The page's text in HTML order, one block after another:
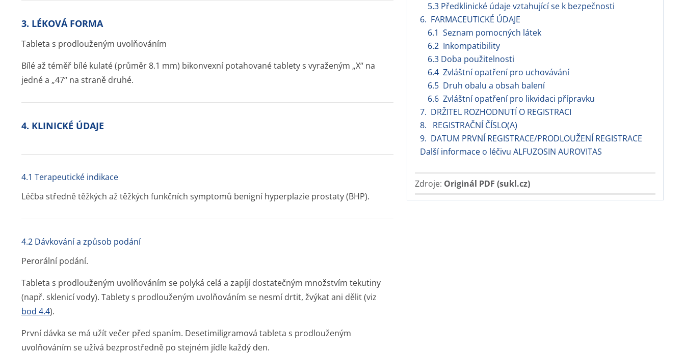
5.3 Předklinické údaje vztahující se k bezpečnosti
6. FARMACEUTICKÉ ÚDAJE
6.1 Seznam pomocných látek
6.2 Inkompatibility
6.3 Doba použitelnosti
6.4 Zvláštní opatření pro uchovávání
6.5 Druh obalu a obsah balení
6.6 Zvláštní opatření pro likvidaci přípravku
7. DRŽITEL ROZHODNUTÍ O REGISTRACI
8. REGISTRAČNÍ ČÍSLO(A)
9. DATUM PRVNÍ REGISTRACE/PRODLOUŽENÍ REGISTRACE
Další informace o léčivu ALFUZOSIN AUROVITAS
Zdroje: Originál PDF (sukl.cz)
3. LÉKOVÁ FORMA
Tableta s prodlouženým uvolňováním
Bílé až téměř bílé kulaté (průměr 8.1 mm) bikonvexní potahované tablety s vyraženým „X“ na
jedné a „47“ na straně druhé.
4. KLINICKÉ ÚDAJE
4.1 Terapeutické indikace
Léčba středně těžkých až těžkých funkčních symptomů benigní hyperplazie prostaty (BHP).
4.2 Dávkování a způsob podání
Perorální podání.
Tableta s prodlouženým uvolňováním se polyká celá a zapíjí dostatečným množstvím tekutiny
(např. sklenicí vody). Tablety s prodlouženým uvolňováním se nesmí drtit, žvýkat ani dělit (viz
bod 4.4).
První dávka se má užít večer před spaním. Desetimiligramová tableta s prodlouženým
uvolňováním se užívá bezprostředně po stejném jídle každý den.